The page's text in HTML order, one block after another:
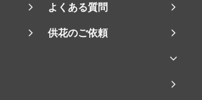
よくある質問
供花のご依頼